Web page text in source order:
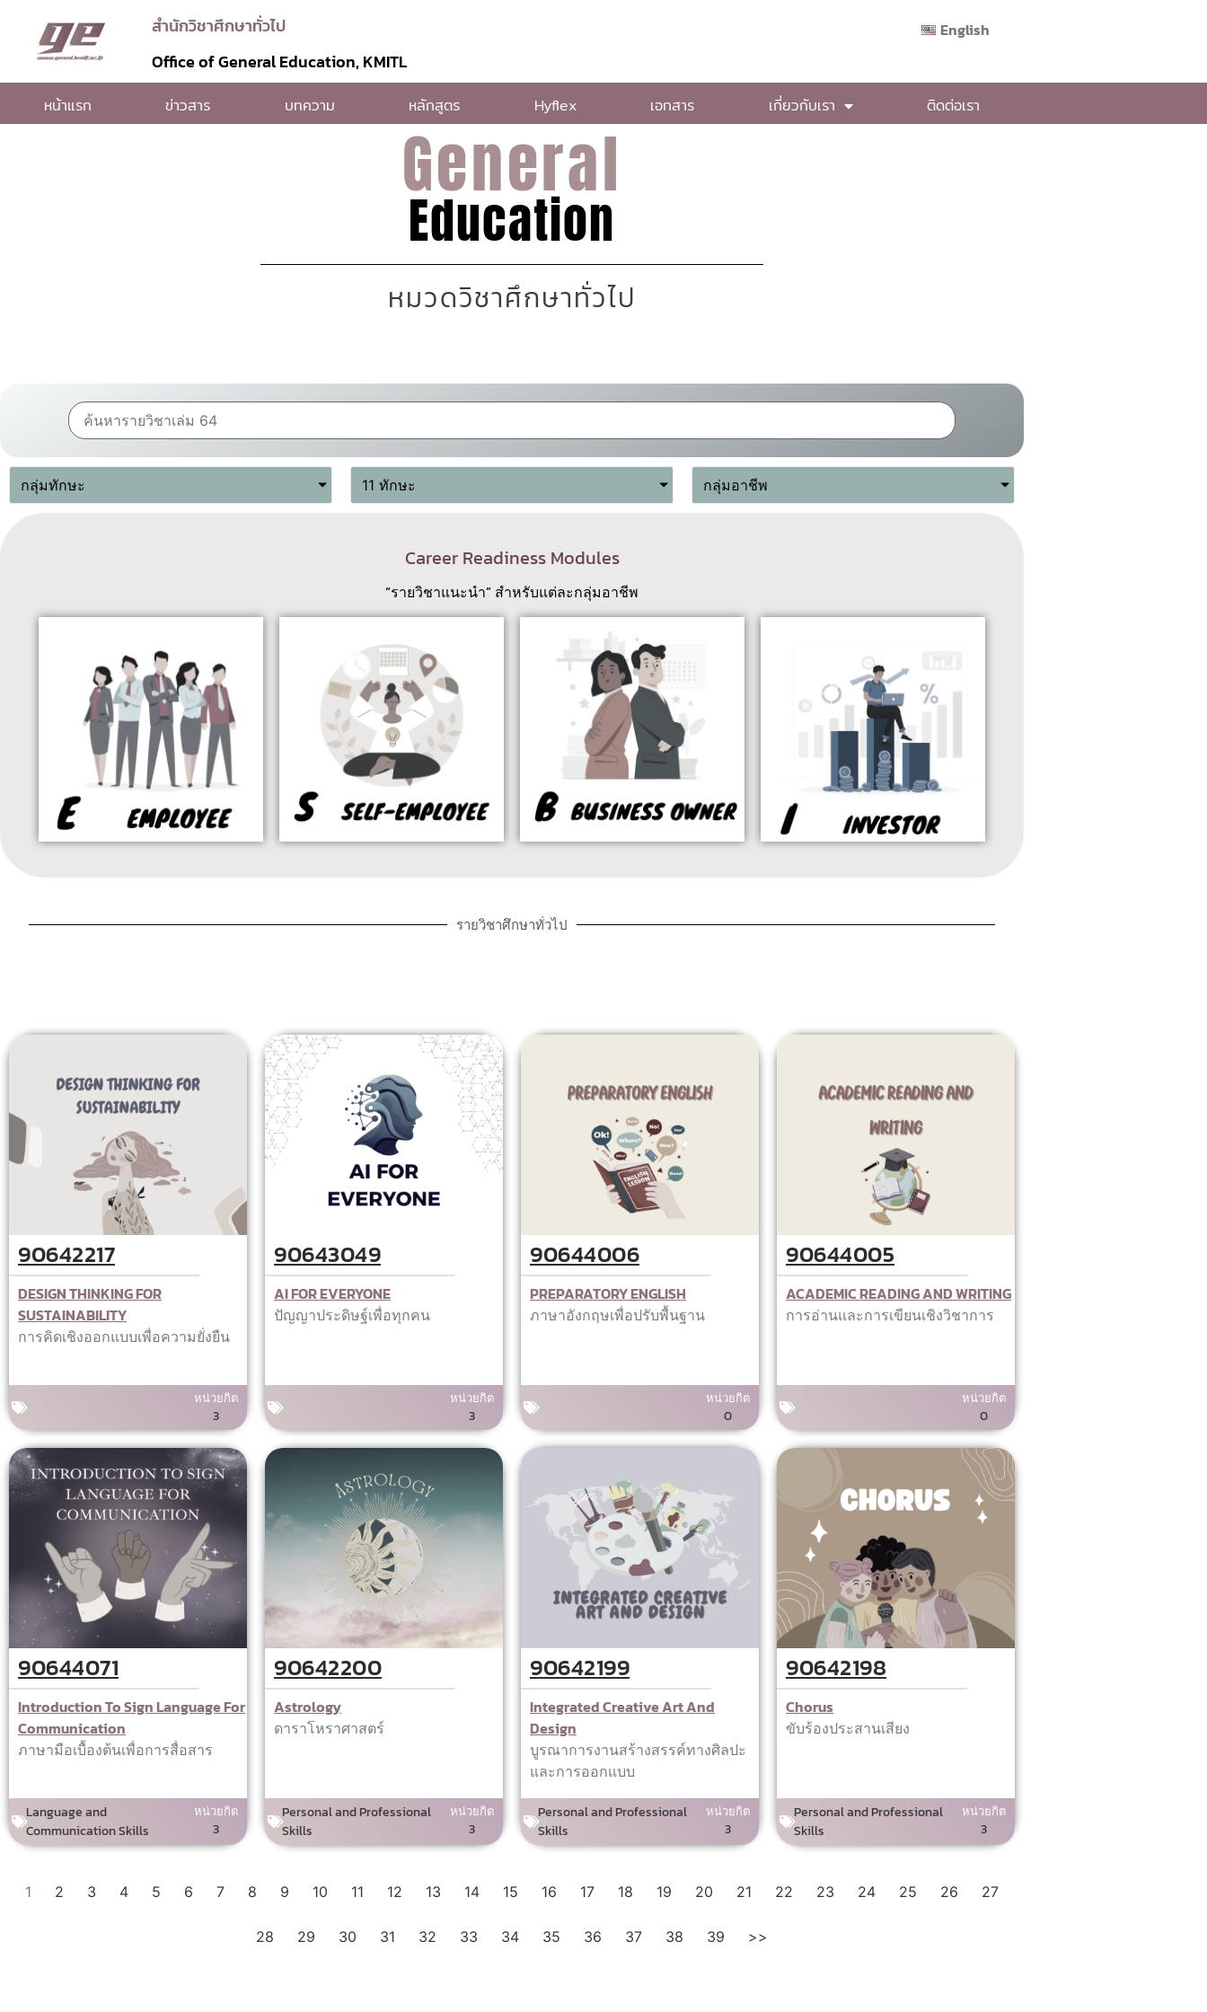
สำนักวิชาศึกษาทั่วไป
Office of General Education, KMITL
English
หน้าแรก ข่าวสาร บทความ หลักสูตร Hyflex เอกสาร เกี่ยวกับเรา ติดต่อเรา
General
Education
หมวดวิชาศึกษาทั่วไป
กลุ่มทักษะ 11 ทักษะ กลุ่มอาชีพ
Career Readiness Modules
“รายวิชาแนะนำ” สำหรับแต่ละกลุ่มอาชีพ
รายวิชาศึกษาทั่วไป
90642217
DESIGN THINKING FOR
SUSTAINABILITY
การคิดเชิงออกแบบเพื่อความยั่งยืน
หน่วยกิต
3
90643049
AI FOR EVERYONE
ปัญญาประดิษฐ์เพื่อทุกคน
หน่วยกิต
3
90644006
PREPARATORY ENGLISH
ภาษาอังกฤษเพื่อปรับพื้นฐาน
หน่วยกิต
0
90644005
ACADEMIC READING AND WRITING
การอ่านและการเขียนเชิงวิชาการ
หน่วยกิต
0
90644071
Introduction To Sign Language For
Communication
ภาษามือเบื้องต้นเพื่อการสื่อสาร
Language and
Communication Skills
หน่วยกิต
3
90642200
Astrology
ดาราโหราศาสตร์
Personal and Professional
Skills
หน่วยกิต
3
90642199
Integrated Creative Art And
Design
บูรณาการงานสร้างสรรค์ทางศิลปะ
และการออกแบบ
Personal and Professional
Skills
หน่วยกิต
3
90642198
Chorus
ขับร้องประสานเสียง
Personal and Professional
Skills
หน่วยกิต
3
1 2 3 4 5 6 7 8 9 10 11 12 13 14 15 16 17 18 19 20 21 22 23 24 25 26 27
28 29 30 31 32 33 34 35 36 37 38 39 >>